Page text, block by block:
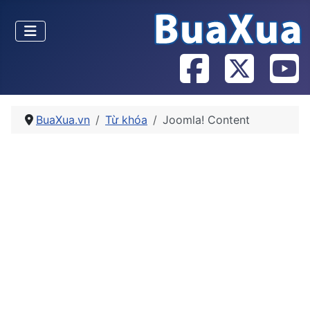
BuaXua.vn Từ khóa Joomla! Content